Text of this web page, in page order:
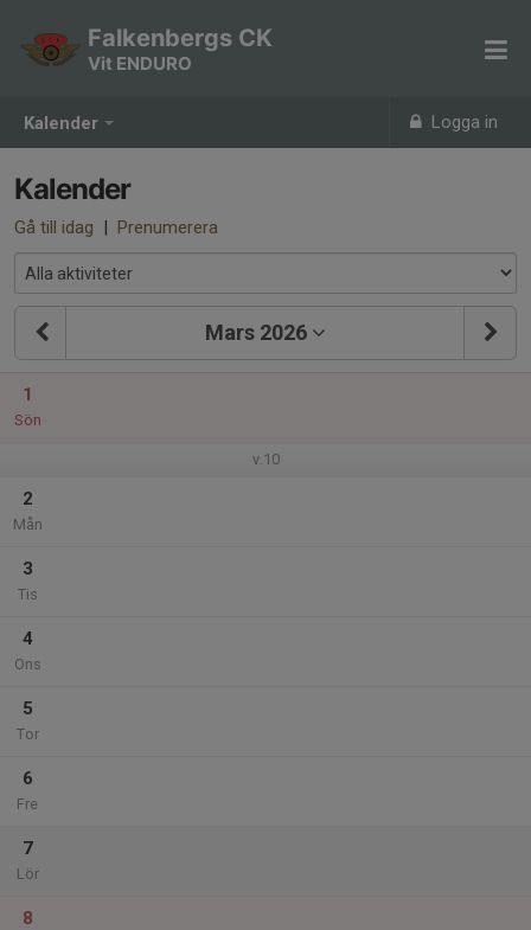
Kalender Logga in
Falkenbergs CK
Vit ENDURO
Kalender
Gå till idag | Prenumerera
Mars 2026
1
Sön
v.10
2
Mån
3
Tis
4
Ons
5
Tor
6
Fre
7
Lör
8